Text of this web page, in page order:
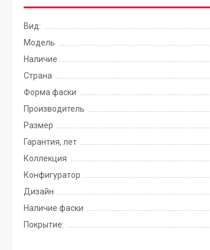
Вид:
Модель
Наличие
Страна
Форма фаски
Производитель
Размер
Гарантия, лет
Коллекция
Конфигуратор
Дизайн
Наличие фаски
Покрытие: